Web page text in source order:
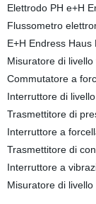
Elettrodo PH e+H
Flussometro
E+H Endress
Misuratore di
Commutatore a
Interruttore di
Trasmettitore di
Interruttore a
Trasmettitore di
Interruttore a
Misuratore di